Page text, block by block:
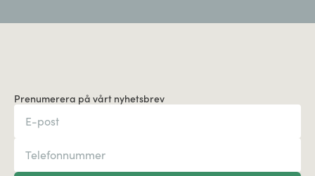
Prenumerera på vårt nyhetsbrev